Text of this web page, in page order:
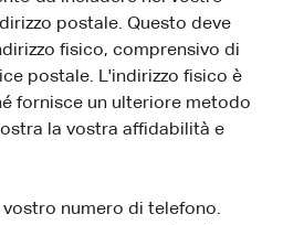
postale. Questo deve
fisico, comprensivo di
postale. L'indirizzo fisico è
fornisce un ulteriore metodo
la vostra affidabilità e
numero di telefono.